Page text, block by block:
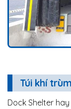
Túi khí
Dock Shelter